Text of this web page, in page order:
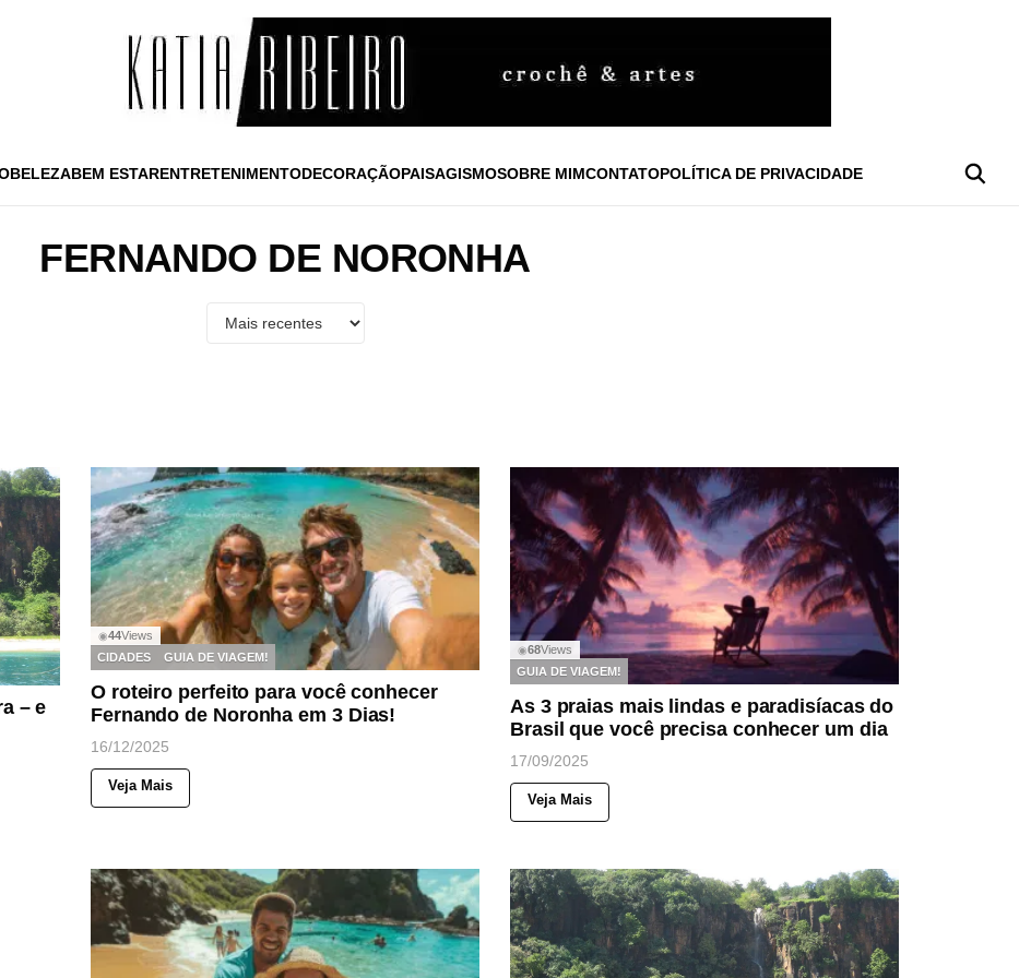
BELEZABEM ESTARENTRETENIMENTODECORAÇÃOPAISAGISMOSOBRE MIMCONTATOPOLÍTICA DE PRIVACIDADE
FERNANDO DE NORONHA
– e
◉44Views
CIDADES
GUIA DE VIAGEM!
O roteiro perfeito para você conhecer
Fernando de Noronha em 3 Dias!
16/12/2025
Veja Mais
◉68Views
GUIA DE VIAGEM!
As 3 praias mais lindas e paradisíacas do
Brasil que você precisa conhecer um dia
17/09/2025
Veja Mais